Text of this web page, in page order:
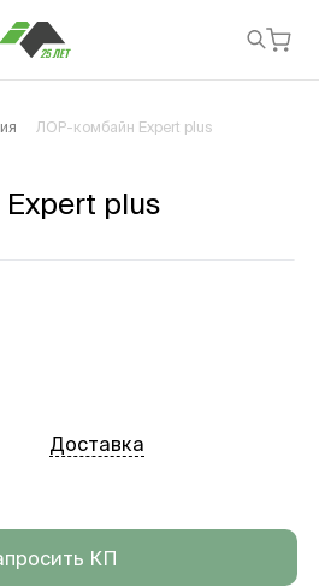
ЛОР-комбайн Expert plus
plus
Доставка
КП